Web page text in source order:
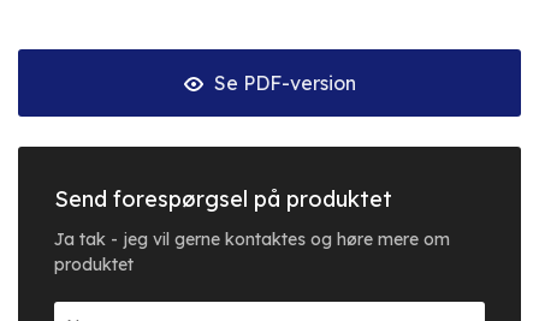
Se PDF-version
Send forespørgsel på produktet
Ja tak - jeg vil gerne kontaktes og høre mere om
produktet